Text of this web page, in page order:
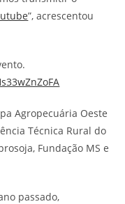
”, acrescentou
Agropecuária Oeste
Técnica Rural do
Fundação MS e
passado,